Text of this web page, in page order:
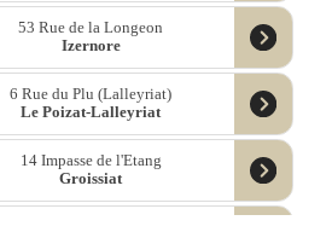
53 Rue de la Longeon
Izernore
6 Rue du Plu (Lalleyriat)
Le Poizat-Lalleyriat
14 Impasse de l'Etang
Groissiat